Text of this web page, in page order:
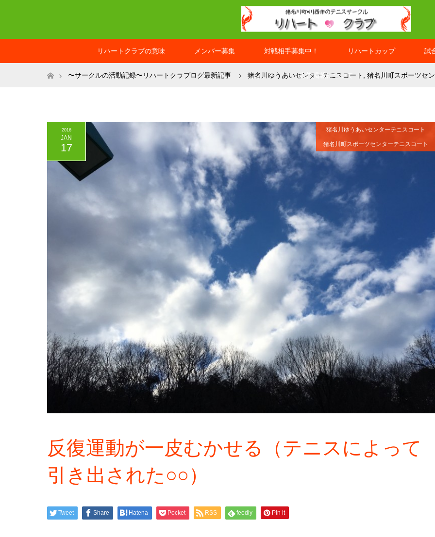
リハートクラブの意味 メンバー募集 対戦相手募集中！ リハートカップ 試
広告掲載について
ホーム〜サークルの活動記録〜リハートクラブログ最新記事 猪名川ゆうあいセンターテニスコート 猪名川町スポーツセ
2016
JAN
17
猪名川ゆうあいセンターテニスコート
猪名川町スポーツセンターテニスコート
反復運動が一皮むかせる（テニスによって
引き出された○○）
Tweet Share Hatena Pocket RSS feedly Pin it